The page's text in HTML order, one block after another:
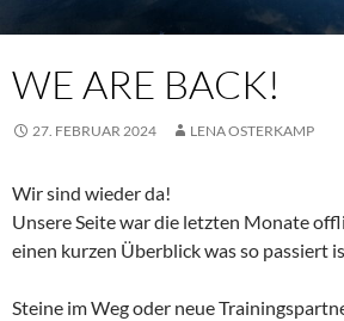
WE ARE BACK!
27. FEBRUAR 2024 LENA OSTERKAMP
Wir sind wieder da!
Unsere Seite war die letzten Monate
einen kurzen Überblick was so passiert
Steine im Weg oder neue